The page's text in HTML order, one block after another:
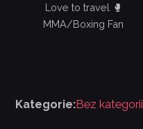
Love to travel 🥊
MMA/Boxing Fan
Kategorie:Bez kategorii